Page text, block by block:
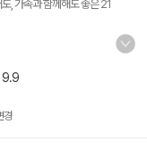
, 가족과 함께해도 좋은 21
9.9
경